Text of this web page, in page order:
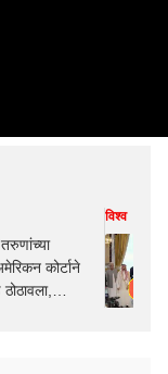
कोर्टाने
विश्व